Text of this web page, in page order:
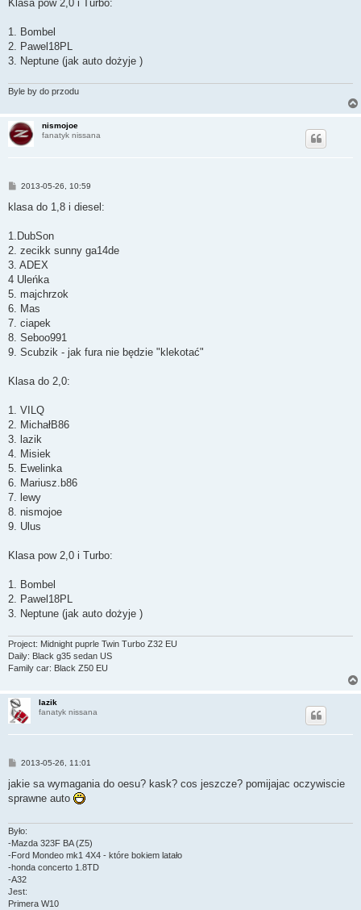
Klasa pow 2,0 i Turbo:
1. Bombel
2. Pawel18PL
3. Neptune (jak auto dożyje )
Byle by do przodu
nismojoe
fanatyk nissana
P
s
2013-05-26, 10:59
klasa do 1,8 i diesel:
1.DubSon
2. zecikk sunny ga14de
3. ADEX
4 Uleńka
5. majchrzok
6. Mas
7. ciapek
8. Seboo991
9. Scubzik - jak fura nie będzie "klekotać"
Klasa do 2,0:
1. VILQ
2. MichałB86
3. lazik
4. Misiek
5. Ewelinka
6. Mariusz.b86
7. lewy
8. nismojoe
9. Ulus
Klasa pow 2,0 i Turbo:
1. Bombel
2. Pawel18PL
3. Neptune (jak auto dożyje )
Project: Midnight puprle Twin Turbo Z32 EU
Daily: Black g35 sedan US
Family car: Black Z50 EU
lazik
fanatyk nissana
P
s
2013-05-26, 11:01
jakie sa wymagania do oesu? kask? cos jeszcze? pomijajac oczywiscie
sprawne auto
Było:
-Mazda 323F BA (Z5)
-Ford Mondeo mk1 4X4 - które bokiem latało
-honda concerto 1.8TD
-A32
Jest:
Primera W10